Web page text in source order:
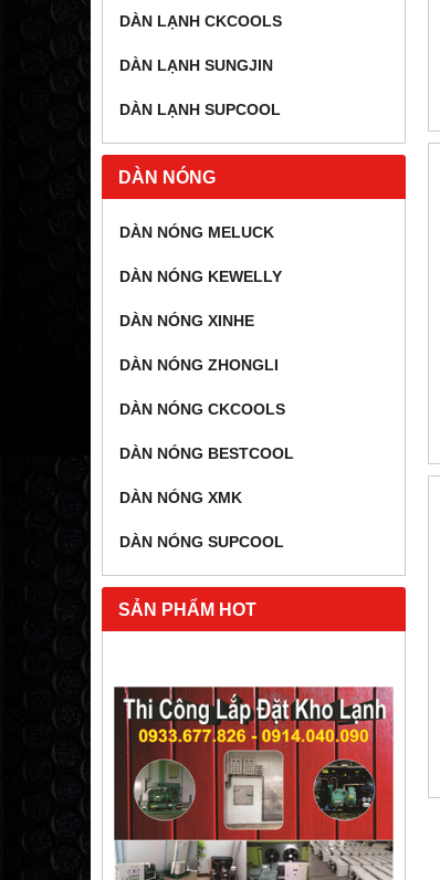
DÀN LẠNH CKCOOLS
DÀN LẠNH SUNGJIN
DÀN LẠNH SUPCOOL
DÀN NÓNG
DÀN NÓNG MELUCK
DÀN NÓNG KEWELLY
DÀN NÓNG XINHE
DÀN NÓNG ZHONGLI
DÀN NÓNG CKCOOLS
DÀN NÓNG BESTCOOL
DÀN NÓNG XMK
DÀN NÓNG SUPCOOL
SẢN PHẨM HOT